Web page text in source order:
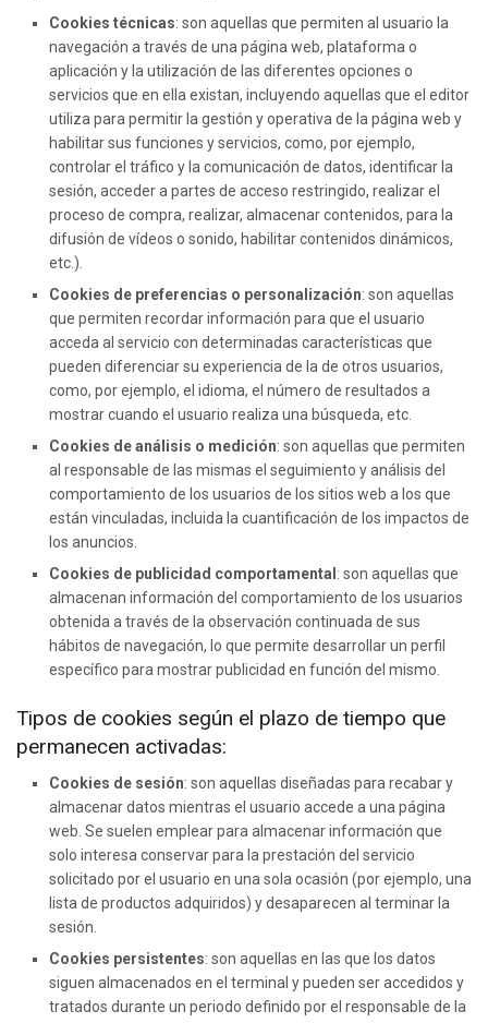
Cookies técnicas: son aquellas que permiten al usuario la
navegación a través de una página web, plataforma o
aplicación y la utilización de las diferentes opciones o
servicios que en ella existan, incluyendo aquellas que el editor
utiliza para permitir la gestión y operativa de la página web y
habilitar sus funciones y servicios, como, por ejemplo,
controlar el tráfico y la comunicación de datos, identificar la
sesión, acceder a partes de acceso restringido, realizar el
proceso de compra, realizar, almacenar contenidos, para la
difusión de vídeos o sonido, habilitar contenidos dinámicos,
etc.).
Cookies de preferencias o personalización: son aquellas
que permiten recordar información para que el usuario
acceda al servicio con determinadas características que
pueden diferenciar su experiencia de la de otros usuarios,
como, por ejemplo, el idioma, el número de resultados a
mostrar cuando el usuario realiza una búsqueda, etc.
Cookies de análisis o medición: son aquellas que permiten
al responsable de las mismas el seguimiento y análisis del
comportamiento de los usuarios de los sitios web a los que
están vinculadas, incluida la cuantificación de los impactos de
los anuncios.
Cookies de publicidad comportamental : son aquellas que
almacenan información del comportamiento de los usuarios
obtenida a través de la observación continuada de sus
hábitos de navegación, lo que permite desarrollar un perfil
específico para mostrar publicidad en función del mismo.
Tipos de cookies según el plazo de tiempo que
permanecen activadas:
Cookies de sesión: son aquellas diseñadas para recabar y
almacenar datos mientras el usuario accede a una página
web. Se suelen emplear para almacenar información que
solo interesa conservar para la prestación del servicio
solicitado por el usuario en una sola ocasión (por ejemplo, una
lista de productos adquiridos) y desaparecen al terminar la
sesión.
Cookies persistentes: son aquellas en las que los datos
siguen almacenados en el terminal y pueden ser accedidos y
tratados durante un periodo definido por el responsable de la